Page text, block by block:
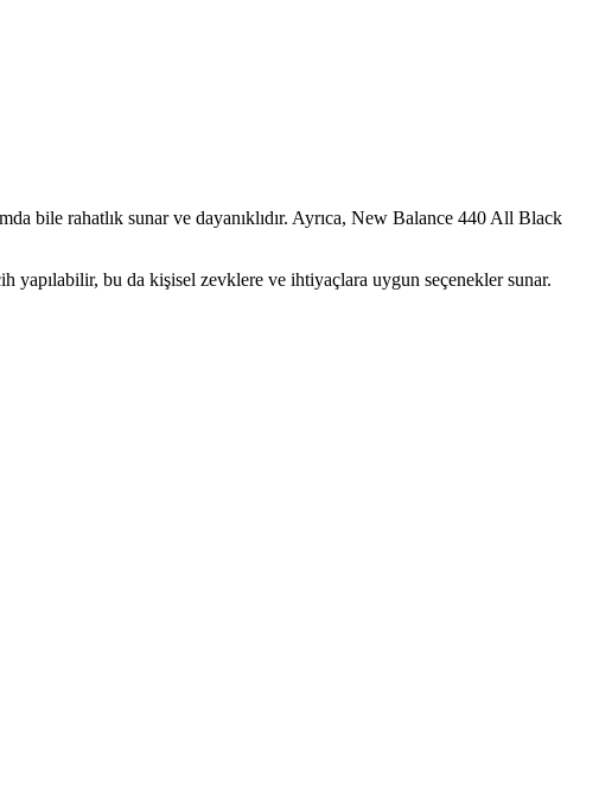
bile rahatlık sunar ve dayanıklıdır. Ayrıca, New Balance 440 All Black
yapılabilir, bu da kişisel zevklere ve ihtiyaçlara uygun seçenekler sunar.